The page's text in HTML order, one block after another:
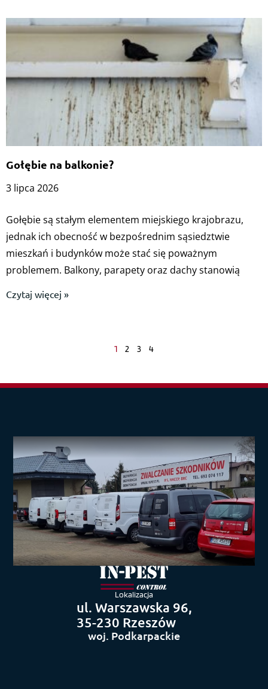
Gołębie na balkonie?
3 lipca 2026
Gołębie są stałym elementem miejskiego krajobrazu,
jednak ich obecność w bezpośrednim sąsiedztwie
mieszkań i budynków może stać się poważnym
problemem. Balkony, parapety oraz dachy stanowią
Czytaj więcej »
1 2 3 4
Lokalizacja
ul. Warszawska 96,
35-230 Rzeszów
woj. Podkarpackie